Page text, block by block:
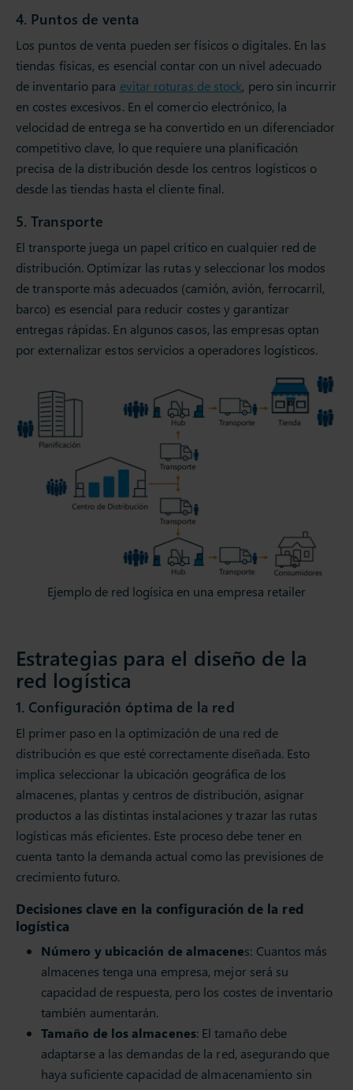
4. Puntos de venta
Los puntos de venta pueden ser físicos o digitales. En las
tiendas físicas, es esencial contar con un nivel adecuado
de inventario para evitar roturas de stock, pero sin incurrir
en costes excesivos. En el comercio electrónico, la
velocidad de entrega se ha convertido en un diferenciador
competitivo clave, lo que requiere una planificación
precisa de la distribución desde los centros logísticos o
desde las tiendas hasta el cliente final.
5. Transporte
El transporte juega un papel crítico en cualquier red de
distribución. Optimizar las rutas y seleccionar los modos
de transporte más adecuados (camión, avión, ferrocarril,
barco) es esencial para reducir costes y garantizar
entregas rápidas. En algunos casos, las empresas optan
por externalizar estos servicios a operadores logísticos.
Ejemplo de red logísica en una empresa retailer
Estrategias para el diseño de la
red logística
1. Configuración óptima de la red
El primer paso en la optimización de una red de
distribución es que esté correctamente diseñada. Esto
implica seleccionar la ubicación geográfica de los
almacenes, plantas y centros de distribución, asignar
productos a las distintas instalaciones y trazar las rutas
logísticas más eficientes. Este proceso debe tener en
cuenta tanto la demanda actual como las previsiones de
crecimiento futuro.
Decisiones clave en la configuración de la red
logística
Número y ubicación de almacenes: Cuantos más
almacenes tenga una empresa, mejor será su
capacidad de respuesta, pero los costes de inventario
también aumentarán.
Tamaño de los almacenes: El tamaño debe
adaptarse a las demandas de la red, asegurando que
haya suficiente capacidad de almacenamiento sin